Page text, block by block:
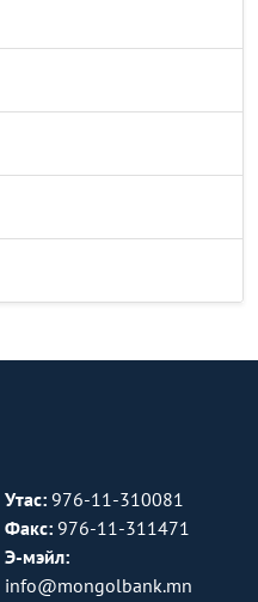
Утас: 976-11-310081
Факс: 976-11-311471
Э-мэйл:
info@mongolbank.mn